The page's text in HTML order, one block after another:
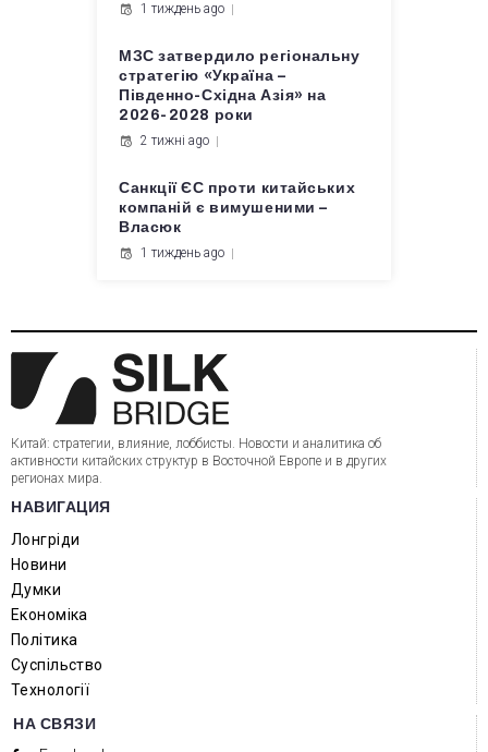
1 тиждень ago
МЗС затвердило регіональну
стратегію «Україна –
Південно-Східна Азія» на
2026-2028 роки
2 тижні ago
Санкції ЄС проти китайських
компаній є вимушеними –
Власюк
1 тиждень ago
Китай: стратегии, влияние, лоббисты. Новости и аналитика об
активности китайских структур в Восточной Европе и в других
регионах мира.
НАВИГАЦИЯ
Лонгріди
Новини
Думки
Економіка
Політика
Суспільство
Технології
НА СВЯЗИ